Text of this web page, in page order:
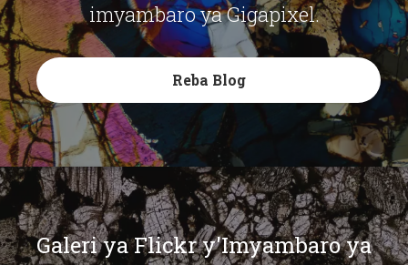
imyambaro ya Gigapixel.
Reba Blog
Galeri ya Flickr y'Imyambaro ya